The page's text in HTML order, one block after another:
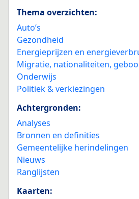
Thema overzichten:
Auto’s
Gezondheid
Energieprijzen en
Migratie, nationaliteiten,
Onderwijs
Politiek & verkiezingen
Achtergronden:
Analyses
Bronnen en definities
Gemeentelijke herindelingen
Nieuws
Ranglijsten
Kaarten: